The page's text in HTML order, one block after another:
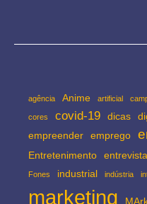
agência Anime artificial
cores covid-19 dicas
empreender emprego
Entretenimento
Fones industrial indústria
marketing